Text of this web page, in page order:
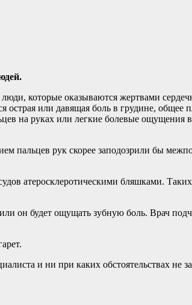
которые оказываются жертвами
или давящая боль в грудине, общее
на руках или легкие болевые ощущения
пальцев рук скорее заподозрили бы
атеросклеротическими бляшками.
он будет ощущать зубную боль. Врач
и ни при каких обстоятельствах не